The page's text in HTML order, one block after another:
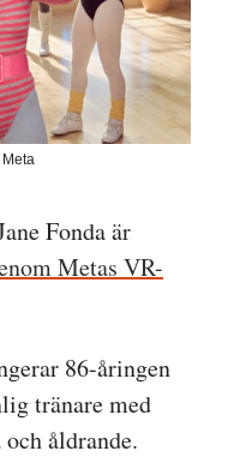
Fonda är
Metas VR-
86-åringen
tränare med
åldrande.